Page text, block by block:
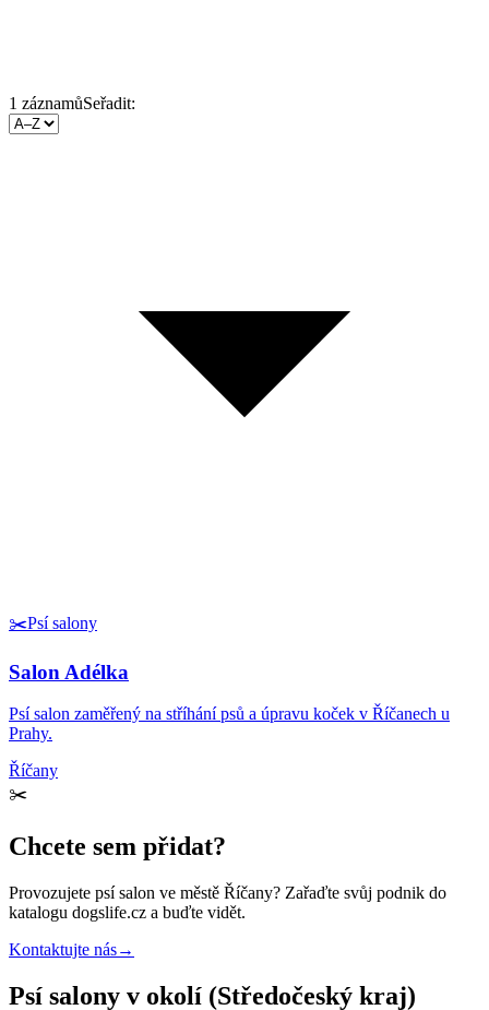
1 záznamůSeřadit:
✂️Psí salony
Salon Adélka
Psí salon zaměřený na stříhání psů a úpravu koček v Říčanech u
Prahy.
Říčany
✂️
Chcete sem přidat?
Provozujete psí salon ve městě Říčany? Zařaďte svůj podnik do
katalogu dogslife.cz a buďte vidět.
Kontaktujte nás→
Psí salony v okolí (Středočeský kraj)